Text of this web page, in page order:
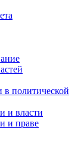
в политической
и власти
и праве